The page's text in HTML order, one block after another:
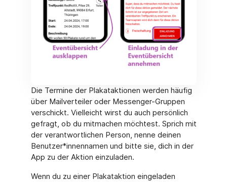
Die Termine der Plakataktionen werden häufig
über Mailverteiler oder Messenger-Gruppen
verschickt. Vielleicht wirst du auch persönlich
gefragt, ob du mitmachen möchtest. Sprich mit
der verantwortlichen Person, nenne deinen
Benutzer*innennamen und bitte sie, dich in der
App zu der Aktion einzuladen.
Wenn du zu einer Plakataktion eingeladen